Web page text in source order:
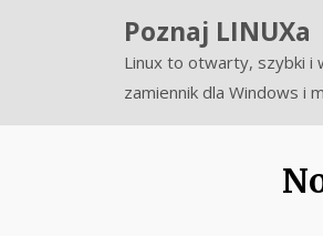
Poznaj LINUXa
Linux to otwarty, szybki i
zamiennik dla Windows i